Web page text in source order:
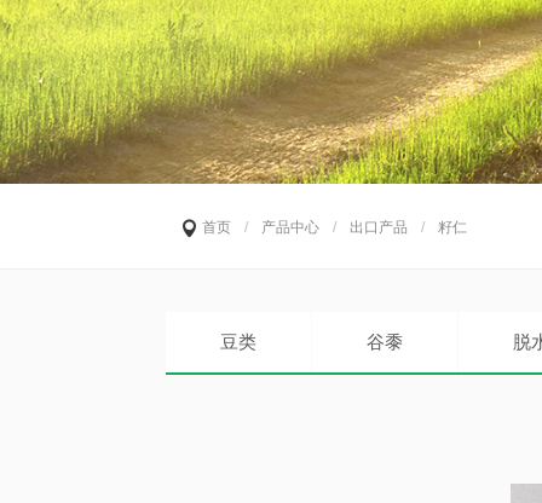
首页 / 产品中心 / 出口产品 / 籽仁
豆类 谷黍 脱